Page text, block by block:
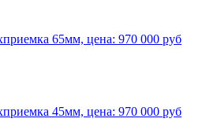
65мм, цена: 970 000 руб
45мм, цена: 970 000 руб